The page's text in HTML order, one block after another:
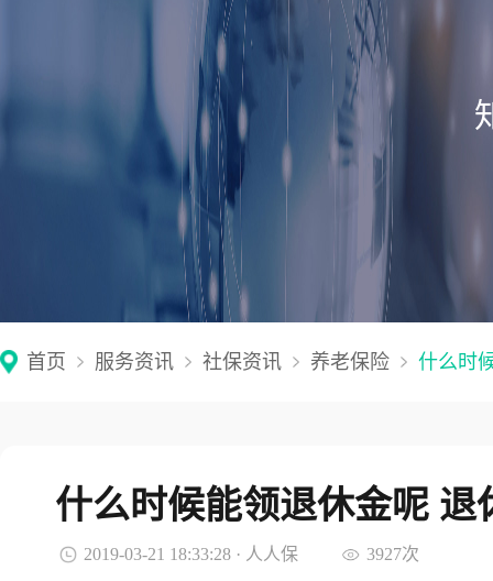
首页 服务资讯 社保资讯 养老保险 什么时
什么时候能领退休金呢 退
2019-03-21 18:33:28 · 人人保 3927次